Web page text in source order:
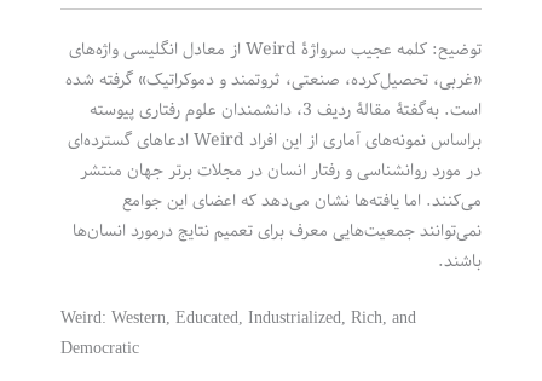
توضیح: کلمه عجیب سرواژۀ Weird از معادل انگلیسی واژه‌های
«غربی، تحصیل‌کرده، صنعتی، ثروتمند و دموکراتیک» گرفته شده
است. به‌گفتۀ مقالۀ ردیف 3، دانشمندان علوم رفتاری پیوسته
براساس نمونه‌های آماری از این افراد Weird ادعاهای گسترده‌ای
در مورد روانشناسی و رفتار انسان در مجلات برتر جهان منتشر
می‌کنند. اما یافته‌ها نشان می‌دهد که اعضای این جوامع
نمی‌توانند جمعیت‌هایی معرف برای تعمیم نتایج درمورد انسان‌ها
باشند.
Weird: Western, Educated, Industrialized, Rich, and
Democratic